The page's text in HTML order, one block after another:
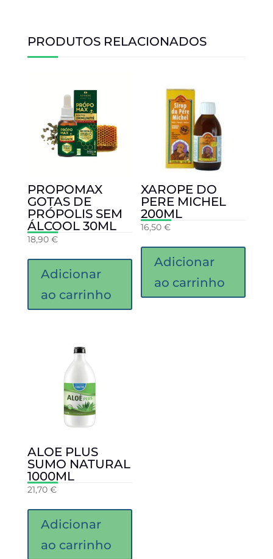
PRODUTOS RELACIONADOS
PROPOMAX
GOTAS DE
PRÓPOLIS SEM
ÁLCOOL 30ML
18,90 €
Adicionar
ao carrinho
XAROPE DO
PERE MICHEL
200ML
16,50€
Adicionar
ao carrinho
ALOE PLUS
SUMO NATURAL
1000ML
21,70 €
Adicionar
ao carrinho